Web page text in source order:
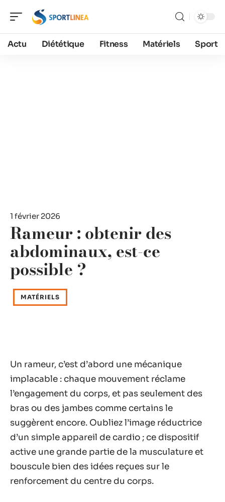
Actu Diététique Fitness Matériels Sport
1 février 2026
Rameur : obtenir des
abdominaux, est-ce
possible ?
MATÉRIELS
Un rameur, c’est d’abord une mécanique
implacable : chaque mouvement réclame
l’engagement du corps, et pas seulement des
bras ou des jambes comme certains le
suggèrent encore. Oubliez l’image réductrice
d’un simple appareil de cardio ; ce dispositif
active une grande partie de la musculature et
bouscule bien des idées reçues sur le
renforcement du centre du corps.